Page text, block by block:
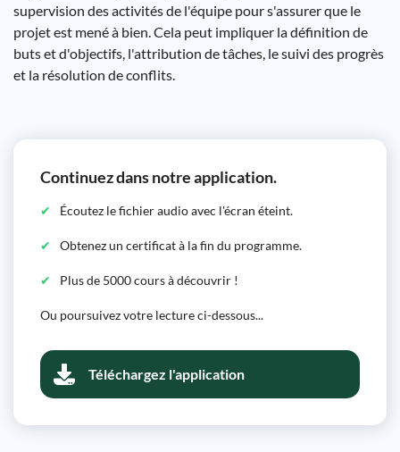
supervision des activités de l'équipe pour s'assurer que le
projet est mené à bien. Cela peut impliquer la définition de
buts et d'objectifs, l'attribution de tâches, le suivi des progrès
et la résolution de conflits.
Continuez dans notre application.
Écoutez le fichier audio avec l'écran éteint.
Obtenez un certificat à la fin du programme.
Plus de 5000 cours à découvrir !
Ou poursuivez votre lecture ci-dessous...
Téléchargez l'application